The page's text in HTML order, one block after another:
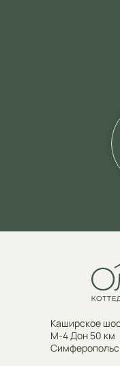
Каширское
М-4 Дон 50 км